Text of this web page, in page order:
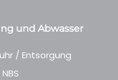
und Abwasser
/ Entsorgung